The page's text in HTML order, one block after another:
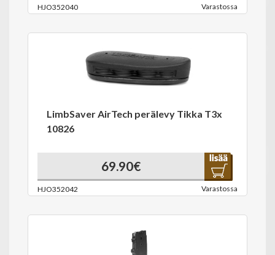
HJO352040 Varastossa
LimbSaver AirTech perälevy Tikka T3x
10826
69.90€
HJO352042 Varastossa